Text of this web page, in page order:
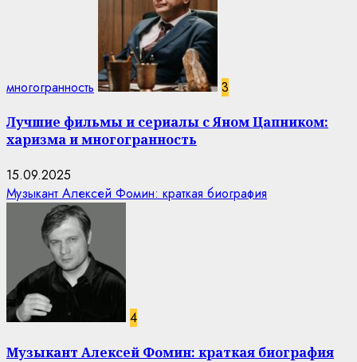
многогранность 3
Лучшие фильмы и сериалы с Яном Цапником:
харизма и многогранность
15.09.2025
Музыкант Алексей Фомин: краткая биография
4
Музыкант Алексей Фомин: краткая биография